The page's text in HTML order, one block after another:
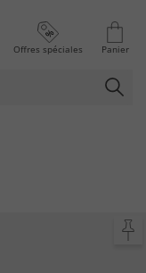
Offres spéciales Panier